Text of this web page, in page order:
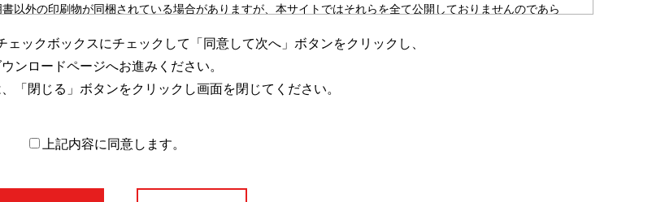
以外の印刷物が同梱されている場合がありますが、本サイトではそれらを全て公開しておりませんのであら
いますのであらかじめご了承ください。
ェックボックスにチェックして「同意して次へ」ボタンをクリックし、
ウンロードページへお進みください。
「閉じる」ボタンをクリックし画面を閉じてください。
上記内容に同意します。